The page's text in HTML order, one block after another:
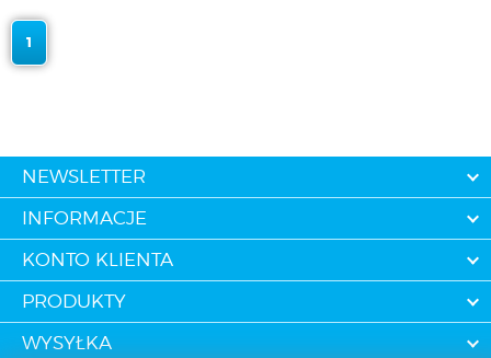
1
NEWSLETTER
INFORMACJE
KONTO KLIENTA
PRODUKTY
WYSYŁKA